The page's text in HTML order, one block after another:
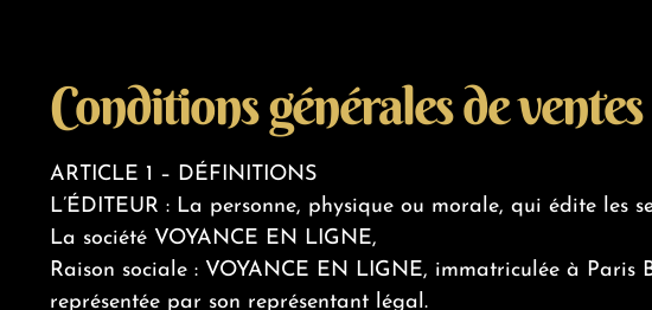
Conditions générales de ventes
ARTICLE 1 – DÉFINITIONS
L’ÉDITEUR : La personne, physique ou morale, qui édite les
La société VOYANCE EN LIGNE,
Raison sociale : VOYANCE EN LIGNE, immatriculée à Paris
représentée par son représentant légal.